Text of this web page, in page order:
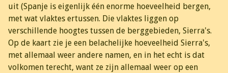
uit (Spanje is eigenlijk één enorme hoeveelheid bergen,
met wat vlaktes ertussen. Die vlaktes liggen op
verschillende hoogtes tussen de berggebieden, Sierra's.
Op de kaart zie je een belachelijke hoeveelheid Sierra's,
met allemaal weer andere namen, en in het echt is dat
volkomen terecht, want ze zijn allemaal weer op een